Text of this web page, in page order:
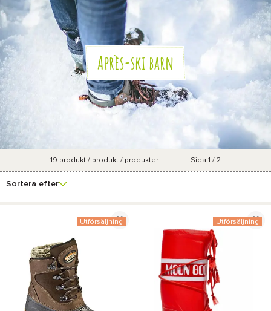
Après-ski barn
filter
19 produkt / produkt / produkter Sida 1 / 2
Sortera efter
Utförsäljning Utförsäljning